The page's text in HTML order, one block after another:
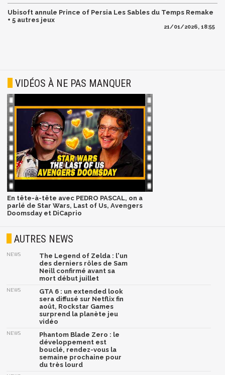
Ubisoft annule Prince of Persia Les Sables du Temps Remake
+ 5 autres jeux
21/01/2026, 18:55
VIDÉOS À NE PAS MANQUER
En tête-à-tête avec PEDRO PASCAL, on a
parlé de Star Wars, Last of Us, Avengers
Doomsday et DiCaprio
AUTRES NEWS
NEWS
The Legend of Zelda : l'un
des derniers rôles de Sam
Neill confirmé avant sa
mort début juillet
NEWS
GTA 6 : un extended look
sera diffusé sur Netflix fin
août, Rockstar Games
surprend la planète jeu
vidéo
NEWS
Phantom Blade Zero : le
développement est
bouclé, rendez-vous la
semaine prochaine pour
du très lourd